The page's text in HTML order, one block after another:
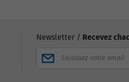
Newsletter / Recevez